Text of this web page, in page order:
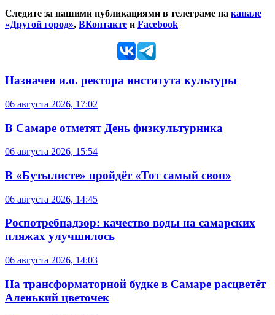
Следите за нашими публикациями в телеграме на канале
«Другой город», ВКонтакте и Facebook
Назначен и.о. ректора института культуры
06 августа 2026, 17:02
В Самаре отметят День физкультурника
06 августа 2026, 15:54
В «Бутылисте» пройдёт «Тот самый своп»
06 августа 2026, 14:45
Роспотребнадзор: качество воды на самарских
пляжах улучшилось
06 августа 2026, 14:03
На трансформаторной будке в Самаре расцветёт
Аленький цветочек